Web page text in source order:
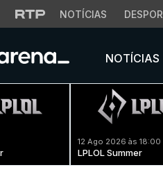
NOTÍCIAS
NOTÍCIAS
12 Ago 2026 às 18:00
LPLOL Summer